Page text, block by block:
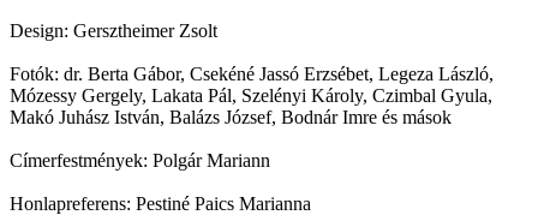
Design: Gersztheimer Zsolt
Fotók: dr. Berta Gábor, Csekéné Jassó Erzsébet, Legeza László,
Mózessy Gergely, Lakata Pál, Szelényi Károly, Czimbal Gyula,
Makó Juhász István, Balázs József, Bodnár Imre és mások
Címerfestmények: Polgár Mariann
Honlapreferens: Pestiné Paics Marianna